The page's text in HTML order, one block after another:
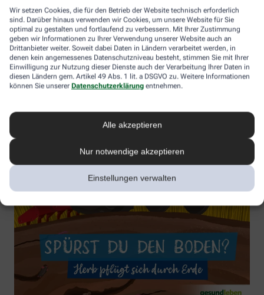
Wir setzen Cookies, die für den Betrieb der Website technisch erforderlich
sind. Darüber hinaus verwenden wir Cookies, um unsere Website für Sie
optimal zu gestalten und fortlaufend zu verbessern. Mit Ihrer Zustimmung
geben wir Informationen zu Ihrer Verwendung unserer Website auch an
Drittanbieter weiter. Soweit dabei Daten in Ländern verarbeitet werden, in
denen kein angemessenes Datenschutzniveau besteht, stimmen Sie mit Ihrer
Einwilligung zur Nutzung dieser Dienste auch der Verarbeitung Ihrer Daten in
diesen Ländern gem. Artikel 49 Abs. 1 lit. a DSGVO zu. Weitere Informationen
können Sie unserer Datenschutzerklärung entnehmen.
Alle akzeptieren
Nur notwendige akzeptieren
Einstellungen verwalten